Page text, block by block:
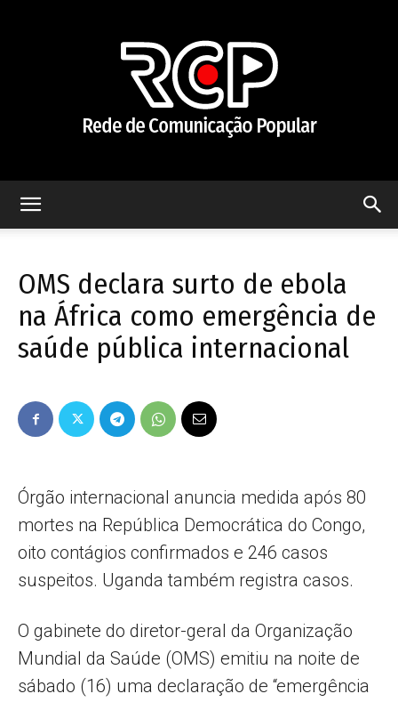
OMS declara surto de ebola
na África como emergência de
saúde pública internacional
Órgão internacional anuncia medida após 80
mortes na República Democrática do Congo,
oito contágios confirmados e 246 casos
suspeitos. Uganda também registra casos.
O gabinete do diretor-geral da Organização
Mundial da Saúde (OMS) emitiu na noite de
sábado (16) uma declaração de “emergência